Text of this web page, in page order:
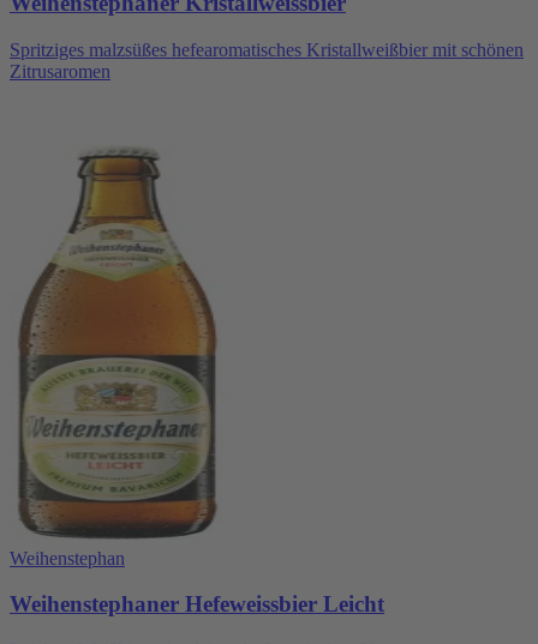
Spritziges malzsüßes hefearomatisches Kristallweißbier mit schönen
Zitrusaromen
Weihenstephan
Weihenstephaner Hefeweissbier Leicht